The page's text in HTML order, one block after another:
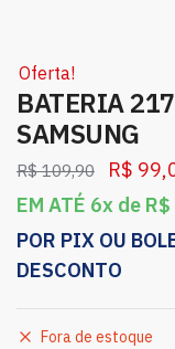
Oferta!
BATERIA
SAMSUNG
R$109,90 R$
EM ATÉ 6x de R$
POR PIX OU
DESCONTO
Fora de estoque